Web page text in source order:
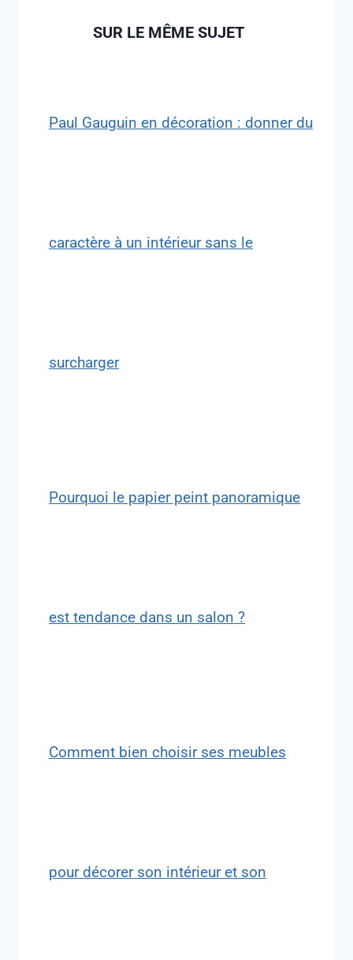
SUR LE MÊME SUJET
Paul Gauguin en décoration : donner du
caractère à un intérieur sans le
surcharger
Pourquoi le papier peint panoramique
est tendance dans un salon ?
Comment bien choisir ses meubles
pour décorer son intérieur et son